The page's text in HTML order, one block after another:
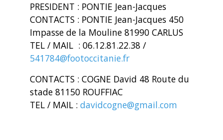
PRESIDENT : PONTIE Jean-Jacques
CONTACTS : PONTIE Jean-Jacques 450
Impasse de la Mouline 81990 CARLUS
TEL / MAIL : 06.12.81.22.38 /
541784@footoccitanie.fr
CONTACTS : COGNE David 48 Route du
stade 81150 ROUFFIAC
TEL / MAIL : davidcogne@gmail.com